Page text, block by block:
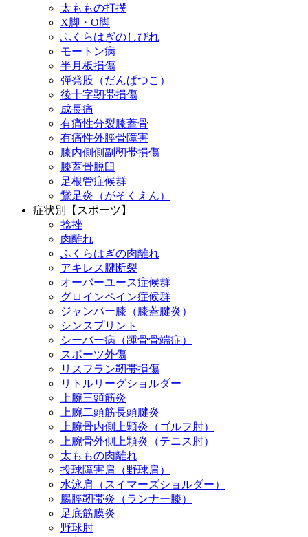
太ももの打撲
X脚・O脚
ふくらはぎのしびれ
モートン病
半月板損傷
弾発股（だんぱつこ）
後十字靭帯損傷
成長痛
有痛性分裂膝蓋骨
有痛性外脛骨障害
膝内側側副靭帯損傷
膝蓋骨脱臼
足根管症候群
鵞足炎（がそくえん）
症状別【スポーツ】
捻挫
肉離れ
ふくらはぎの肉離れ
アキレス腱断裂
オーバーユース症候群
グロインペイン症候群
ジャンパー膝（膝蓋腱炎）
シンスプリント
シーバー病（踵骨骨端症）
スポーツ外傷
リスフラン靭帯損傷
リトルリーグショルダー
上腕三頭筋炎
上腕二頭筋長頭腱炎
上腕骨内側上顆炎（ゴルフ肘）
上腕骨外側上顆炎（テニス肘）
太ももの肉離れ
投球障害肩（野球肩）
水泳肩（スイマーズショルダー）
腸脛靭帯炎（ランナー膝）
足底筋膜炎
野球肘